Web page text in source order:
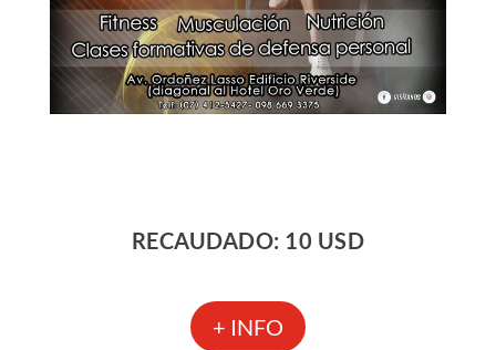
RECAUDADO: 10 USD
+ INFO